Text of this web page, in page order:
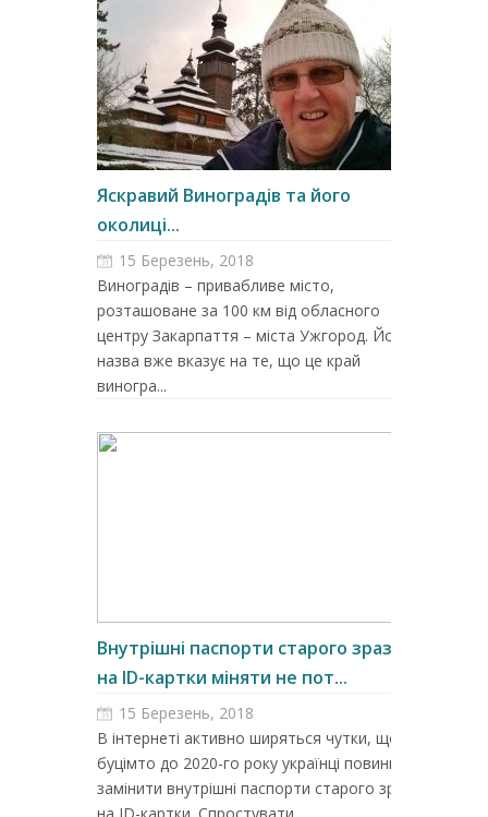
Яскравий Виноградів та його
околиці...
15 Березень, 2018
Виноградів – привабливе місто,
розташоване за 100 км від обласного
центру Закарпаття – міста Ужгород. Його
назва вже вказує на те, що це край
виногра...
Внутрішні паспорти старого зразка
на ID-картки міняти не пот...
15 Березень, 2018
В інтернеті активно ширяться чутки, що
буцімто до 2020-го року українці повинні
замінити внутрішні паспорти старого зразка